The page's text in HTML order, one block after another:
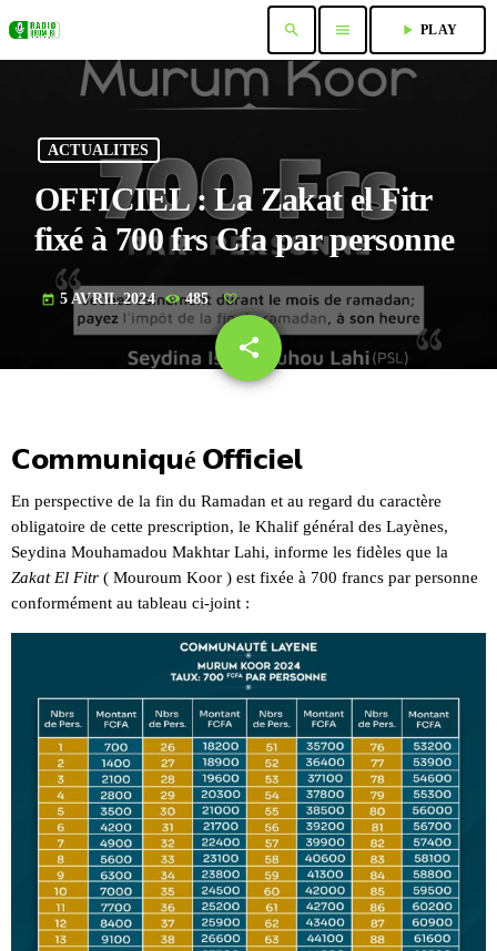
search menu play_arrow PLAY
ACTUALITES
OFFICIEL : La Zakat el Fitr
fixé à 700 frs Cfa par personne
today 5 AVRIL 2024 485
share
email
𝗖𝗼𝗺𝗺𝘂𝗻𝗶𝗾𝘂é 𝗢𝗳𝗳𝗶𝗰𝗶𝗲𝗹
En perspective de la fin du Ramadan et au regard du caractère
obligatoire de cette prescription, le Khalif général des Layènes,
Seydina Mouhamadou Makhtar Lahi, informe les fidèles que la
Zakat El Fitr ( Mouroum Koor ) est fixée à 700 francs par personne
conformément au tableau ci-joint :